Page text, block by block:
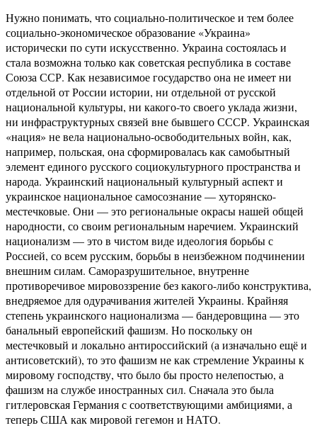
Нужно понимать, что социально-политическое и тем более
социально-экономическое образование «Украина»
исторически по сути искусственно. Украина состоялась и
стала возможна только как советская республика в составе
Союза ССР. Как независимое государство она не имеет ни
отдельной от России истории, ни отдельной от русской
национальной культуры, ни какого-то своего уклада жизни,
ни инфраструктурных связей вне бывшего СССР. Украинская
«нация» не вела национально-освободительных войн, как,
например, польская, она сформировалась как самобытный
элемент единого русского социокультурного пространства и
народа. Украинский национальный культурный аспект и
украинское национальное самосознание — хуторянско-
местечковые. Они — это региональные окрасы нашей общей
народности, со своим региональным наречием. Украинский
национализм — это в чистом виде идеология борьбы с
Россией, со всем русским, борьбы в неизбежном подчинении
внешним силам. Саморазрушительное, внутренне
противоречивое мировоззрение без какого-либо конструктива,
внедряемое для одурачивания жителей Украины. Крайняя
степень украинского национализма — бандеровщина — это
банальный европейский фашизм. Но поскольку он
местечковый и локально антироссийский (а изначально ещё и
антисоветский), то это фашизм не как стремление Украины к
мировому господству, что было бы просто нелепостью, а
фашизм на службе иностранных сил. Сначала это была
гитлеровская Германия с соответствующими амбициями, а
теперь США как мировой гегемон и НАТО.